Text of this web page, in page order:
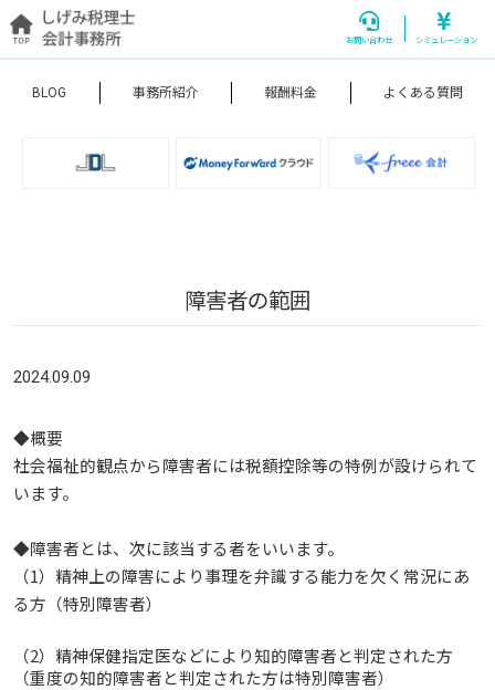
BLOG 事務所紹介 報酬料金 よくある質問
障害者の範囲
2024.09.09
◆概要
社会福祉的観点から障害者には税額控除等の特例が設けられて
います。
◆障害者とは、次に該当する者をいいます。
（1）精神上の障害により事理を弁識する能力を欠く常況にあ
る方（特別障害者）
（2）精神保健指定医などにより知的障害者と判定された方
（重度の知的障害者と判定された方は特別障害者）
お問い合わせ シミュレーション